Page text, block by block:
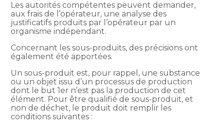
Les autorités compétentes peuvent demander,
aux frais de l’opérateur, une analyse des
justificatifs produits par l’opérateur par un
organisme indépendant.
Concernant les sous-produits, des précisions ont
également été apportées.
Un sous-produit est, pour rappel, une substance
ou un objet issu d’un processus de production
dont le but 1er n’est pas la production de cet
élément. Pour être qualifié de sous-produit, et
non de déchet, le produit doit remplir les
conditions suivantes :